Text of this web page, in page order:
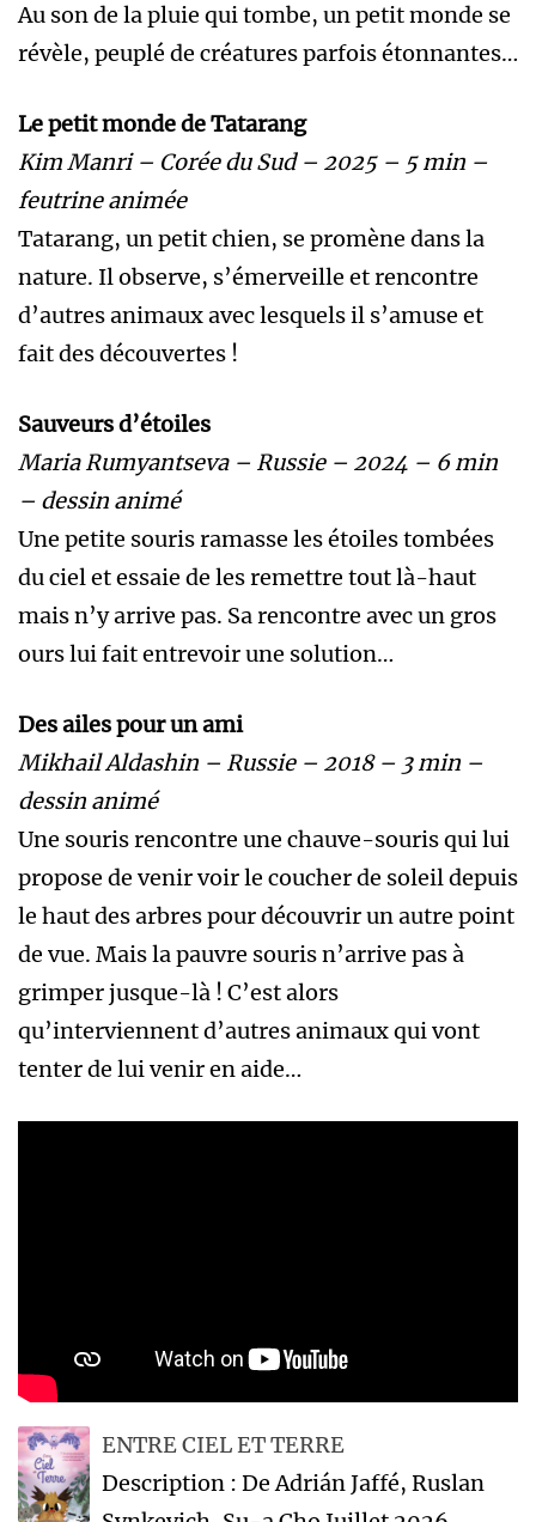
Au son de la pluie qui tombe, un petit monde se
révèle, peuplé de créatures parfois étonnantes…
Le petit monde de Tatarang
Kim Manri – Corée du Sud – 2025 – 5 min –
feutrine animée
Tatarang, un petit chien, se promène dans la
nature. Il observe, s’émerveille et rencontre
d’autres animaux avec lesquels il s’amuse et
fait des découvertes !
Sauveurs d’étoiles
Maria Rumyantseva – Russie – 2024 – 6 min
– dessin animé
Une petite souris ramasse les étoiles tombées
du ciel et essaie de les remettre tout là-haut
mais n’y arrive pas. Sa rencontre avec un gros
ours lui fait entrevoir une solution…
Des ailes pour un ami
Mikhail Aldashin – Russie – 2018 – 3 min –
dessin animé
Une souris rencontre une chauve-souris qui lui
propose de venir voir le coucher de soleil depuis
le haut des arbres pour découvrir un autre point
de vue. Mais la pauvre souris n’arrive pas à
grimper jusque-là ! C’est alors
qu’interviennent d’autres animaux qui vont
tenter de lui venir en aide…
ENTRE CIEL ET TERRE
Description : De Adrián Jaffé, Ruslan